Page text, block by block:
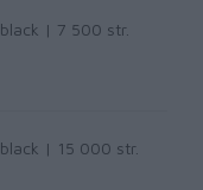
| 7 500 str.
| 15 000 str.